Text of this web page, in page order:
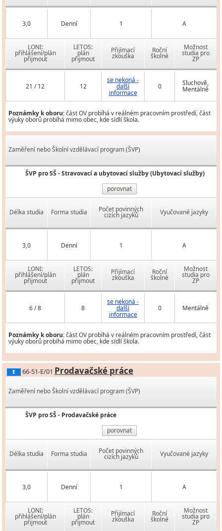
3,0 Denní 1 A
LONI:
přihlášení/plán
přijmout
LETOS:
plán
přijmout
Přijímací
zkouška
Roční
školné
Možnost
studia pro
ZP
21 / 12 12
se nekoná -
další
informace
0 Sluchově,
Mentálně
Poznámky k oboru:část OV probíhá v reálném pracovním prostředí, část
výuky oborů probíhá mimo obec, kde sídlí škola.
Zaměření nebo Školní vzdělávací program (ŠVP)
ŠVP pro SŠ - Stravovací a ubytovací služby (Ubytovací služby)
porovnat
Délka studia Forma studia Počet povinných
cizích jazyků Vyučované jazyky
3,0 Denní 1 A
LONI:
přihlášení/plán
přijmout
LETOS:
plán
přijmout
Přijímací
zkouška
Roční
školné
Možnost
studia pro
ZP
6 / 8 8
se nekoná -
další
informace
0 Mentálně
Poznámky k oboru:část OV probíhá v reálném pracovním prostředí, část
výuky oborů probíhá mimo obec, kde sídlí škola.
E 66-51-E/01 Prodavačské práce
Zaměření nebo Školní vzdělávací program (ŠVP)
ŠVP pro SŠ - Prodavačské práce
porovnat
Délka studia Forma studia Počet povinných
cizích jazyků Vyučované jazyky
3,0 Denní 1 A
LONI:
přihlášení/plán
přijmout
LETOS:
plán
přijmout
Přijímací
zkouška
Roční
školné
Možnost
studia pro
ZP